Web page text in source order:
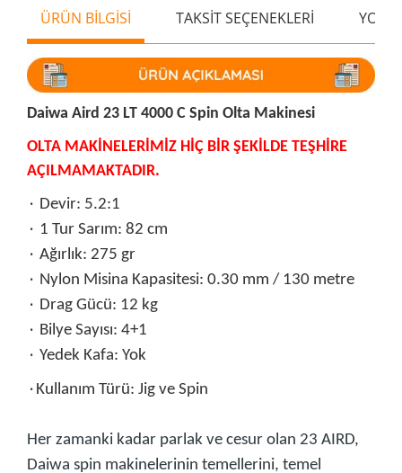
ÜRÜN BİLGİSİ TAKSİT SEÇENEKLERİ
Daiwa Aird 23 LT 4000 C Spin Olta Makinesi
OLTA MAKİNELERİMİZ HİÇ BİR ŞEKİLDE TEŞHİRE
AÇILMAMAKTADIR.
۰ Devir: 5.2:1
۰ 1 Tur Sarım: 82 cm
۰ Ağırlık: 275 gr
۰ Nylon Misina Kapasitesi: 0.30 mm / 130 metre
۰ Drag Gücü: 12 kg
۰ Bilye Sayısı: 4+1
۰ Yedek Kafa: Yok
۰Kullanım Türü: Jig ve Spin
Her zamanki kadar parlak ve cesur olan 23 AIRD,
Daiwa spin makinelerinin temellerini, temel